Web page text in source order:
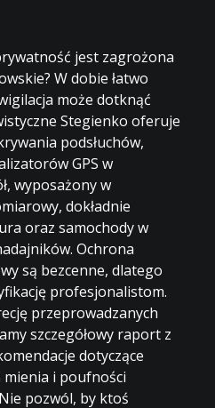
jest zagrożona
W dobie łatwo
może dotknąć
Stegienko oferuje
podsłuchów,
GPS w
wyposażony w
dokładnie
oraz samochody w
Ochrona
są bezcenne, dlatego
profesjonalistom.
przeprowadzanych
szczegółowy raport z
dotyczące
mienia i poufności
pozwól, by ktoś